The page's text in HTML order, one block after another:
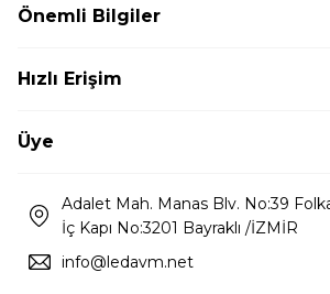
Önemli Bilgiler
Hızlı Erişim
Üye
Adalet Mah. Manas Blv. No:39
İç Kapı No:3201 Bayraklı /İZMİR
info@ledavm.net